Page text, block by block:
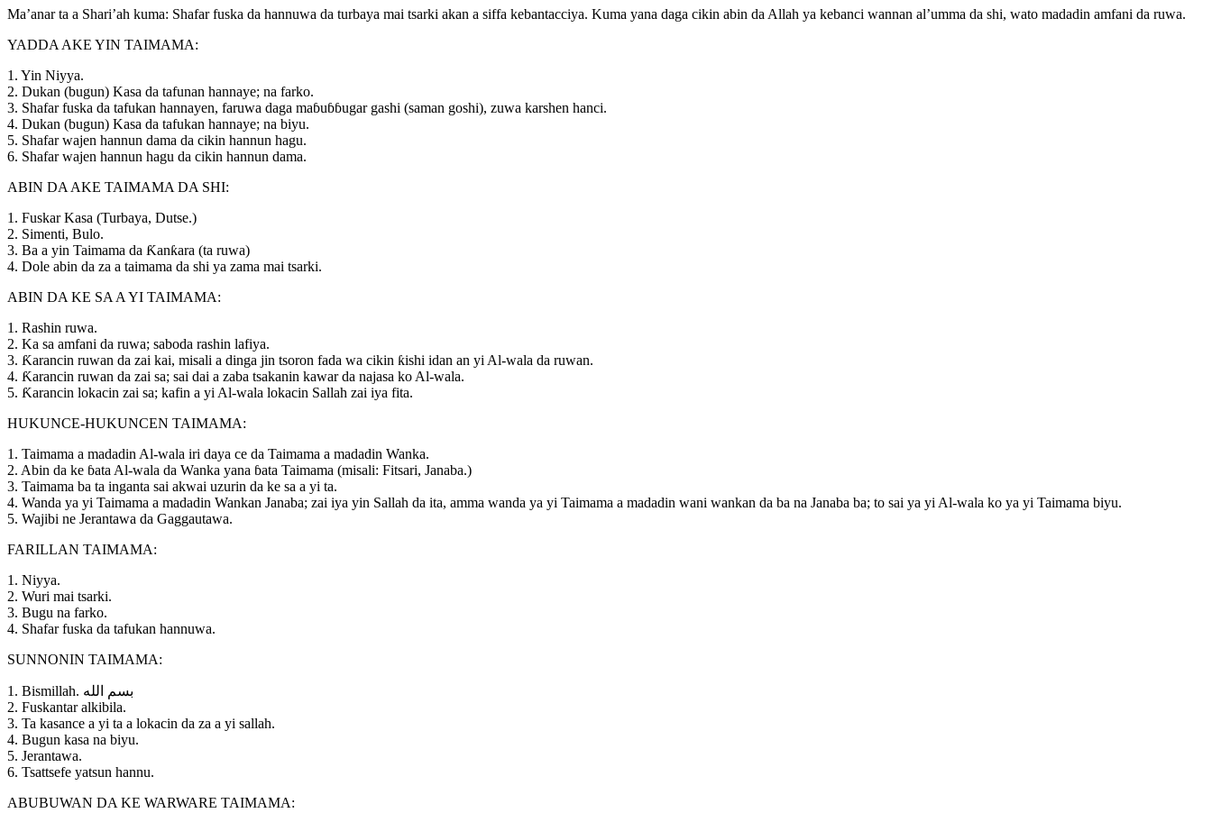
Ma’anar ta a Shari’ah kuma: Shafar fuska da hannuwa da turbaya mai tsarki akan a siffa kebantacciya. Kuma yana daga cikin abin da Allah ya kebanci wannan al’umma da shi, wato madadin amfani da ruwa.
YADDA AKE YIN TAIMAMA:
1. Yin Niyya.
2. Dukan (bugun) Kasa da tafunan hannaye; na farko.
3. Shafar fuska da tafukan hannayen, faruwa daga maɓuɓɓugar gashi (saman goshi), zuwa karshen hanci.
4. Dukan (bugun) Kasa da tafukan hannaye; na biyu.
5. Shafar wajen hannun dama da cikin hannun hagu.
6. Shafar wajen hannun hagu da cikin hannun dama.
ABIN DA AKE TAIMAMA DA SHI:
1. Fuskar Kasa (Turbaya, Dutse.)
2. Simenti, Bulo.
3. Ba a yin Taimama da Ƙanƙara (ta ruwa)
4. Dole abin da za a taimama da shi ya zama mai tsarki.
ABIN DA KE SA A YI TAIMAMA:
1. Rashin ruwa.
2. Ka sa amfani da ruwa; saboda rashin lafiya.
3. Ƙarancin ruwan da zai kai, misali a dinga jin tsoron fada wa cikin ƙishi idan an yi Al-wala da ruwan.
4. Ƙarancin ruwan da zai sa; sai dai a zaba tsakanin kawar da najasa ko Al-wala.
5. Ƙarancin lokacin zai sa; kafin a yi Al-wala lokacin Sallah zai iya fita.
HUKUNCE-HUKUNCEN TAIMAMA:
1. Taimama a madadin Al-wala iri daya ce da Taimama a madadin Wanka.
2. Abin da ke ɓata Al-wala da Wanka yana ɓata Taimama (misali: Fitsari, Janaba.)
3. Taimama ba ta inganta sai akwai uzurin da ke sa a yi ta.
4. Wanda ya yi Taimama a madadin Wankan Janaba; zai iya yin Sallah da ita, amma wanda ya yi Taimama a madadin wani wankan da ba na Janaba ba; to sai ya yi Al-wala ko ya yi Taimama biyu.
5. Wajibi ne Jerantawa da Gaggautawa.
FARILLAN TAIMAMA:
1. Niyya.
2. Wuri mai tsarki.
3. Bugu na farko.
4. Shafar fuska da tafukan hannuwa.
SUNNONIN TAIMAMA:
1. Bismillah. ﺑﺴﻢ ﺍﻟﻠﻪ
2. Fuskantar alkibila.
3. Ta kasance a yi ta a lokacin da za a yi sallah.
4. Bugun kasa na biyu.
5. Jerantawa.
6. Tsattsefe yatsun hannu.
ABUBUWAN DA KE WARWARE TAIMAMA: